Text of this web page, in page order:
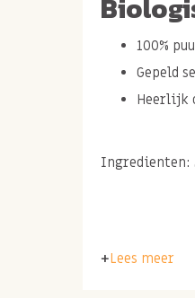
100%
Gepeld
Heerlijk
Ingredienten:
Lees meer